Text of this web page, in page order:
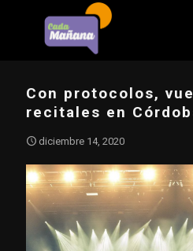
Con protocolos,
recitales en
diciembre 14, 2020